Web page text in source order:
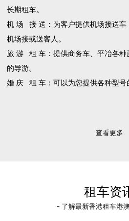
长期租车。
机 场 接 送：为客户提供机场接送车
机场接或送客人。
旅 游 租 车：提供商务车、平冶各种
的导游。
婚 庆 租 车：可以为您提供各种型号
查看更多
租车资
- 了解最新香港租车港